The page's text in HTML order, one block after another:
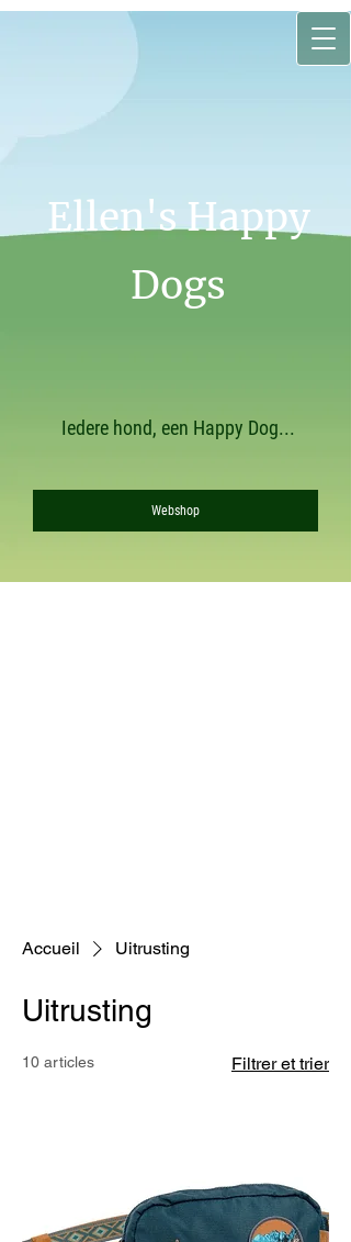
Ellen's Happy
Dogs
Iedere hond, een Happy Dog...
Webshop
Accueil Uitrusting
Uitrusting
10 articles Filtrer et trier